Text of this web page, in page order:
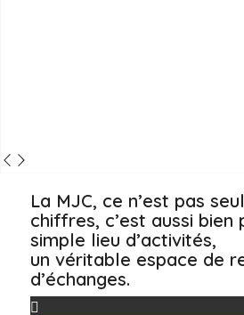
La MJC, ce n’est pas
chiffres, c’est aussi bien
simple lieu d’activités,
un véritable espace de
d’échanges.